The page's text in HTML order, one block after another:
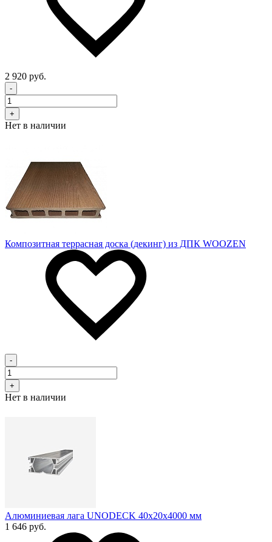
2 920 руб.
-
+
Нет в наличии
Композитная террасная доска (декинг) из ДПК WOOZEN
-
+
Нет в наличии
Алюминиевая лага UNODECK 40х20x4000 мм
1 646 руб.